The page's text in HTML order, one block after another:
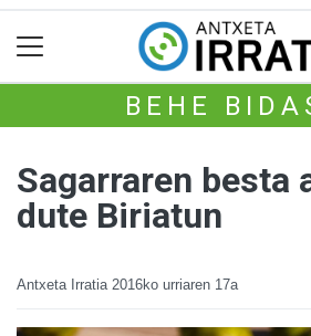
BEHE
Sagarraren besta
dute Biriatun
Antxeta Irratia 2016ko urriaren 17a